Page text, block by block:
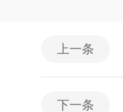
上一条
下一条